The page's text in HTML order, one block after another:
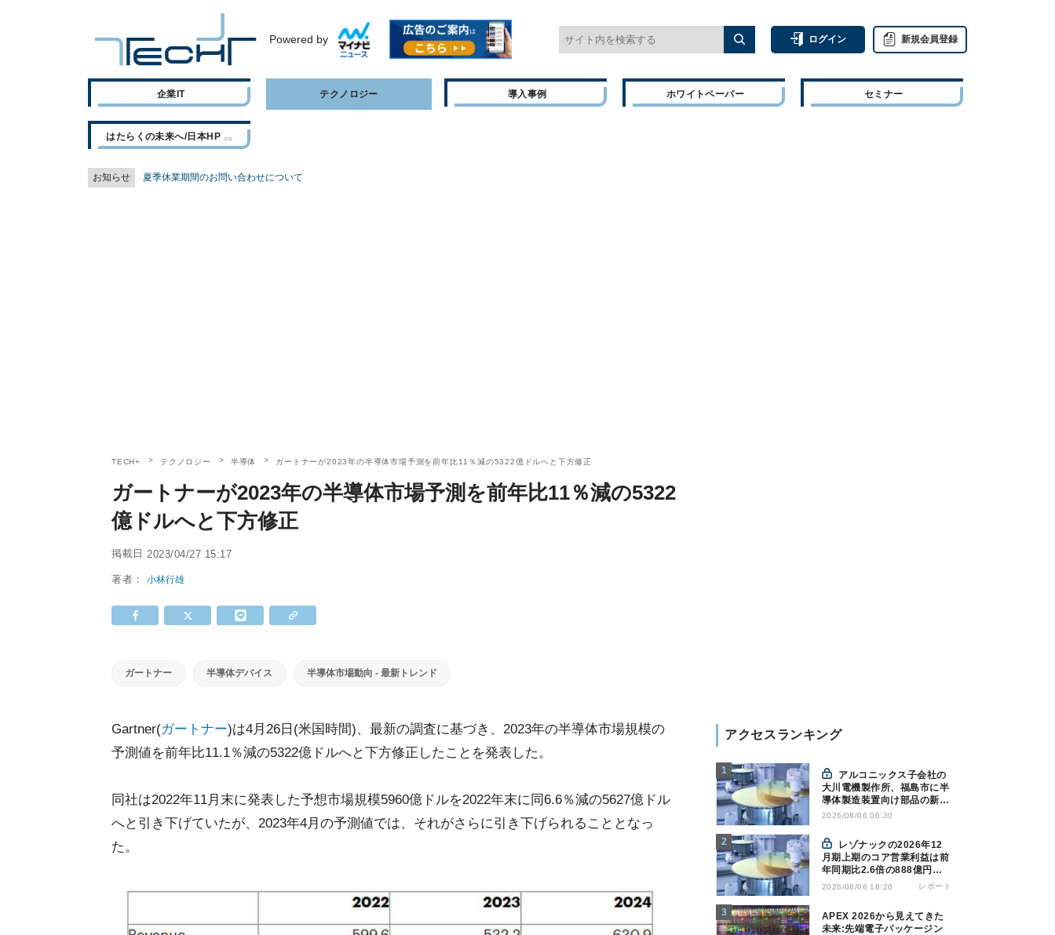
Powered by ログイン 新規会員登録
企業IT テクノロジー 導入事例 ホワイトペーパー セミナー
はたらくの未来へ/日本HP
お知らせ 夏季休業期間のお問い合わせについて
TECH+ テクノロジー 半導体 ガートナーが2023年の半導体市場予測を前年比11％減の5322億ドルへと下方修正
ガートナーが2023年の半導体市場予測を前年比11％減の5322
億ドルへと下方修正
掲載日 2023/04/27 15:17
著者：小林行雄
ガートナー 半導体デバイス 半導体市場動向 - 最新トレンド
Gartner(ガートナー)は4月26日(米国時間)、最新の調査に基づき、2023年の半導体市場規模の
予測値を前年比11.1％減の5322億ドルへと下方修正したことを発表した。
同社は2022年11月末に発表した予想市場規模5960億ドルを2022年末に同6.6％減の5627億ドル
へと引き下げていたが、2023年4月の予測値では、それがさらに引き下げられることとなっ
た。
アクセスランキング
大川電機製作所、福島市に半
導体製造装置向け部品の新工
場建設を決定
2026/08/06 06:30
月期上期のコア営業利益は前
年同期比2.6倍の888億円、
AI向け半導体材料が好調
2026/08/06 18:26 レポート
APEX 2026から見えてきた
未来:先端電子パッケージン